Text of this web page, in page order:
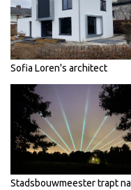
Sofia Loren's architect
Stadsbouwmeester trapt na